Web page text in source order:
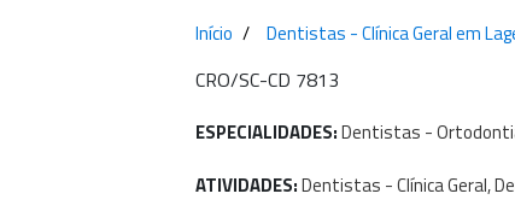
Início Dentistas - Clínica Geral em
CRO/SC-CD 7813
ESPECIALIDADES:Dentistas -
ATIVIDADES:Dentistas -ClínicaGeral,